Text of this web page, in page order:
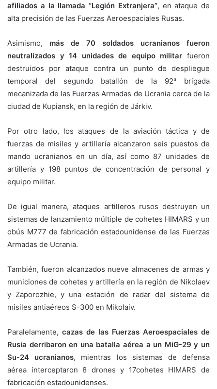
afiliados a la llamada “Legión Extranjera”, en ataque de
alta precisión de las Fuerzas Aeroespaciales Rusas.
Asimismo, más de 70 soldados ucranianos fueron
neutralizados y 14 unidades de equipo militar fueron
destruidos por ataque contra un punto de despliegue
temporal del segundo batallón de la 92ª brigada
mecanizada de las Fuerzas Armadas de Ucrania cerca de la
ciudad de Kupiansk, en la región de Járkiv.
Por otro lado, los ataques de la aviación táctica y de
fuerzas de misiles y artillería alcanzaron seis puestos de
mando ucranianos en un día, así como 87 unidades de
artillería y 198 puntos de concentración de personal y
equipo militar.
De igual manera, ataques artilleros rusos destruyen un
sistemas de lanzamiento múltiple de cohetes HIMARS y un
obús M777 de fabricación estadounidense de las Fuerzas
Armadas de Ucrania.
También, fueron alcanzados nueve almacenes de armas y
municiones de cohetes y artillería en la región de Nikolaev
y Zaporozhie, y una estación de radar del sistema de
misiles antiaéreos S-300 en Mikolaiv.
Paralelamente, cazas de las Fuerzas Aeroespaciales de
Rusia derribaron en una batalla aérea a un MiG-29 y un
Su-24 ucranianos, mientras los sistemas de defensa
aérea interceptaron 8 drones y 17cohetes HIMARS de
fabricación estadounidenses.